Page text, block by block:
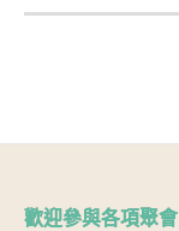
歡迎參與各項聚會